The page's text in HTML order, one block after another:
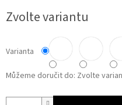
cena:
Zvolte variantu
Varianta
Můžeme doručit do: Zvolte